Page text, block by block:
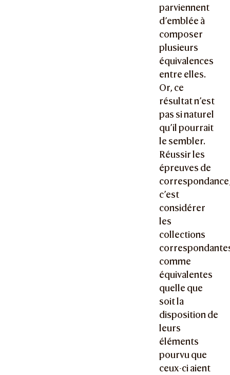
parviennent
d’emblée à
composer
plusieurs
équivalences
entre elles.
Or, ce
résultat n’est
pas si naturel
qu’il pourrait
le sembler.
Réussir les
épreuves de
c’est
considérer
les
collections
comme
équivalentes
quelle que
soit la
disposition de
leurs
éléments
pourvu que
ceux-ci aient